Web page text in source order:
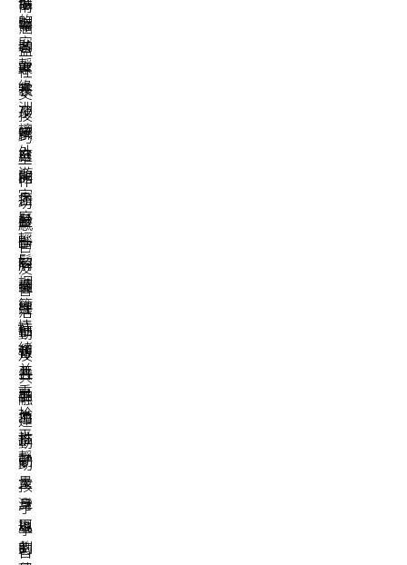
幫
助
家
長
了
解
自
閉
症
診
斷、
解
讀
評
估
報
告，
並
為
孩
子
量
身
規
劃
的
安
靜
綠
洲，
讓
外
遊
家
庭
輕
鬆
調
節
情
緒
並
重
拾
平
靜
南
涵
蓋
社
交
技
巧
工
作
坊、
感
官
友
善
活
動
及
共
融
運
動，
助
孩
子
學
習、
導
者、
專
家
及
家
庭
的
力
量，
一
同
促
進
社
會
共
融，
並
推
動
大
灣
區
的